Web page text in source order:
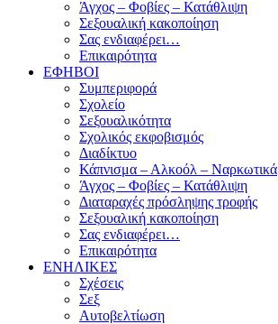
Άγχος – Φοβίες – Κατάθλιψη
Σεξουαλική κακοποίηση
Σας ενδιαφέρει…
Επικαιρότητα
ΕΦΗΒΟΙ
Συμπεριφορά
Σχολείο
Σεξουαλικότητα
Σχολικός εκφοβισμός
Διαδίκτυο
Κάπνισμα – Αλκοόλ – Ναρκωτικά
Άγχος – Φοβίες – Κατάθλιψη
Διαταραχές πρόσληψης τροφής
Σεξουαλική κακοποίηση
Σας ενδιαφέρει…
Επικαιρότητα
ΕΝΗΛΙΚΕΣ
Σχέσεις
Σεξ
Αυτοβελτίωση